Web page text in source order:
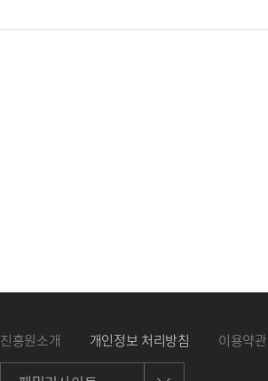
진흥원소개 개인정보 처리방침 이용약관